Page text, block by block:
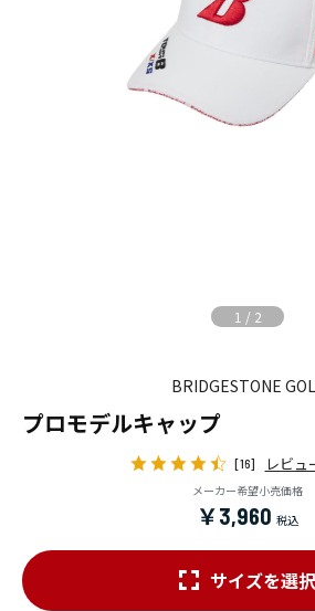
1 / 2
BRIDGESTONE
プロモデルキャップ
[16] レビュ
メーカー希望小売価格
￥3,960
サイズを選択